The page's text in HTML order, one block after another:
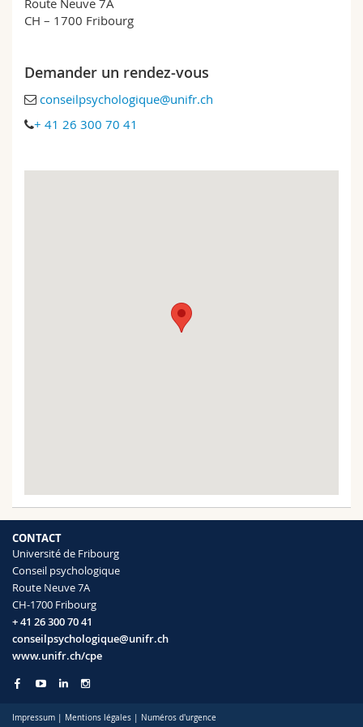
Sciences et médecine
Collaborateurs
Webmail
MyUnifr
Route Neuve 7A
CH – 1700 Fribourg
Demander un rendez-vous
conseilpsychologique@unifr.ch
+ 41 26 300 70 41
CONTACT
Université de Fribourg
Conseil psychologique
Route Neuve 7A
CH-1700 Fribourg
+ 41 26 300 70 41
conseilpsychologique@unifr.ch
www.unifr.ch/cpe
Impressum | Mentions légales | Numéros d'urgence